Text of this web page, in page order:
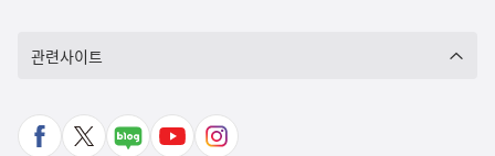
관련사이트
페
X
네
유
인